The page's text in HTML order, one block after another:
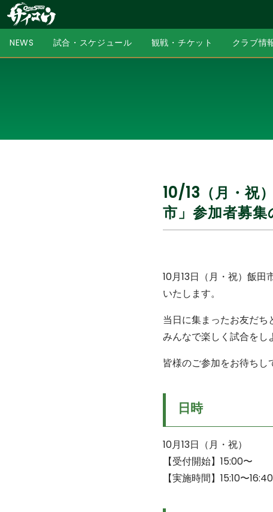
NEWS 試合・スケジュール 観戦・チケット クラブ情
10/13（月・祝
市」参加者募
10月13日（月・祝）飯
いたします。
当日に集まったお友だち
みんなで楽しく試合をし
皆様のご参加をお待ちし
日時
10月13日（月・祝）
【受付開始】15:00〜
【実施時間】15:10〜16:40